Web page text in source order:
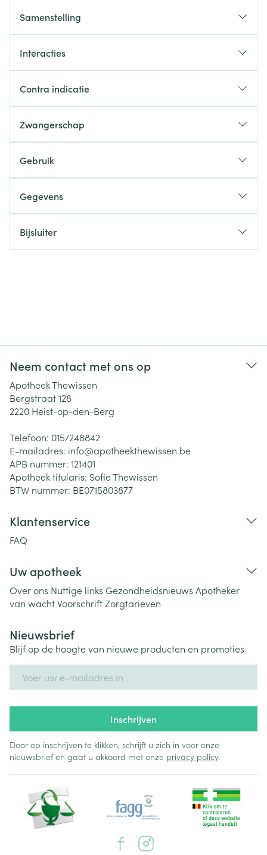
Samenstelling
Interacties
Contra indicatie
Zwangerschap
Gebruik
Gegevens
Bijsluiter
Neem contact met ons op
Apotheek Thewissen
Bergstraat 128
2220 Heist-op-den-Berg
Telefoon: 015/248842
E-mailadres: info@apotheekthewissen.be
APB nummer: 121401
Apotheek titularis: Sofie Thewissen
BTW nummer: BE0715803877
Klantenservice
FAQ
Uw apotheek
Over ons Nuttige links Gezondheidsnieuws Apotheker
van wachtVoorschriftZorgtarieven
Nieuwsbrief
Blijf op de hoogte van nieuwe producten en promoties
Inschrijven
Door op inschrijven te klikken, schrijft u zich in voor onze
nieuwsbrief en gaat u akkoord met onze privacy policy.